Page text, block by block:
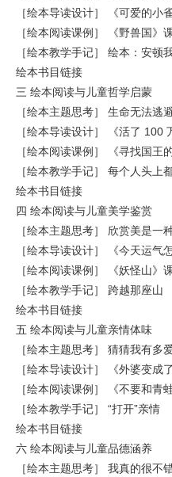
［绘本导读设计］ 《可爱的小
［绘本阅读课例］ 《野兽国》
［绘本教学手记］ 绘本：安顿
绘本书目链接
三 绘本阅读与儿童哲学启蒙
［绘本主题思考］ 生命无法逃
［绘本导读设计］ 《活了 100
［绘本阅读课例］ 《寻找国王
［绘本教学手记］ 每个人头上
绘本书目链接
四 绘本阅读与儿童美学鉴赏
［绘本主题思考］ 欣赏美是一
［绘本导读设计］ 《今天运气
［绘本阅读课例］ 《妖怪山》
［绘本教学手记］ 跨越那座山
绘本书目链接
五 绘本阅读与儿童亲情体味
［绘本主题思考］ 猜猜我有多
［绘本导读设计］ 《外婆变成
［绘本阅读课例］ 《不要和青
［绘本教学手记］ “打开”亲情
绘本书目链接
六 绘本阅读与儿童品德涵养
［绘本主题思考］ 我真的很不